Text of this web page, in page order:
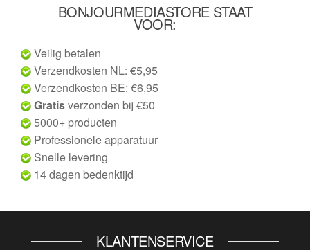
BONJOURMEDIASTORE STAAT
VOOR:
Veilig betalen
Verzendkosten NL: €5,95
Verzendkosten BE: €6,95
Gratisverzonden bij €50
5000+ producten
Professionele apparatuur
Snelle levering
14 dagen bedenktijd
KLANTENSERVICE